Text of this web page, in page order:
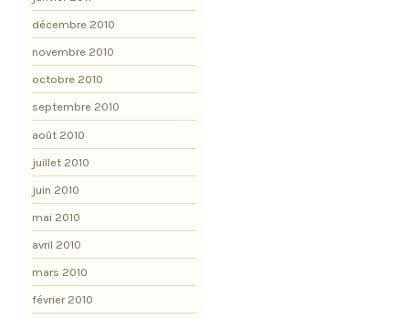
décembre 2010
novembre 2010
octobre 2010
septembre 2010
août 2010
juillet 2010
juin 2010
mai 2010
avril 2010
mars 2010
février 2010